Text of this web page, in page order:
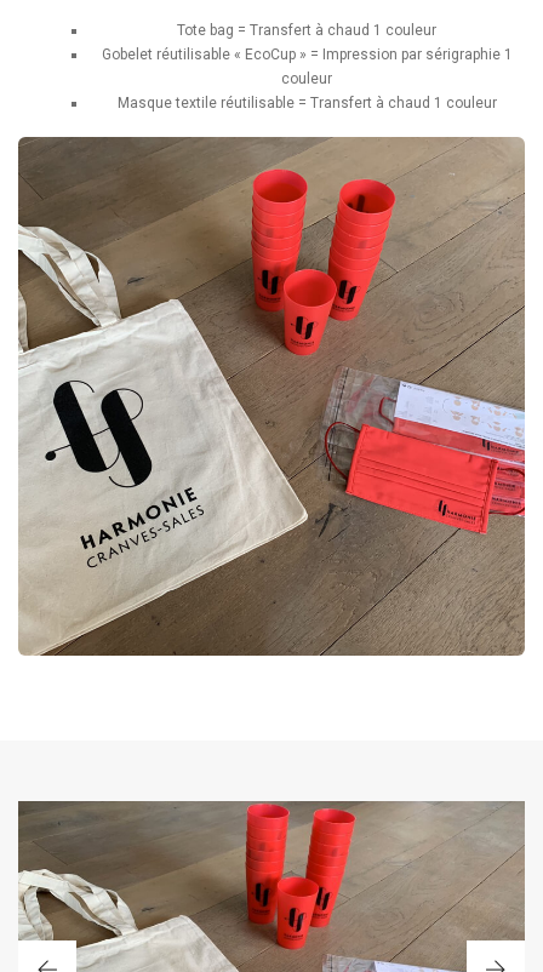
Tote bag = Transfert à chaud 1 couleur
Gobelet réutilisable « EcoCup » = Impression par sérigraphie 1
couleur
Masque textile réutilisable = Transfert à chaud 1 couleur